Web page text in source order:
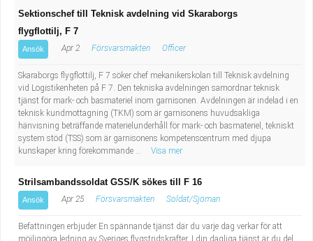
Sektionschef till Teknisk avdelning vid Skaraborgs
flygflottilj, F 7
Ansök Apr 2 Försvarsmakten Officer
Skaraborgs flygflottilj, F 7 söker chef mekanikerskolan till Teknisk avdelning
vid Logistikenheten på F 7. Den tekniska avdelningen samordnar teknisk
tjänst för mark- och basmateriel inom garnisonen. Avdelningen är indelad i en
teknisk kundmottagning (TKM) som är garnisonens huvudsakliga
hänvisning beträffande materielunderhåll för mark- och basmateriel, tekniskt
system stöd (TSS) som är garnisonens kompetenscentrum med djupa
kunskaper kring förekommande ...
Visa mer
Strilsambandssoldat GSS/K sökes till F 16
Ansök Apr 25 Försvarsmakten Soldat/Sjöman
Befattningen erbjuder En spännande tjänst där du varje dag verkar för att
möjliggöra ledning av Sveriges flygstridskrafter. I din dagliga tjänst är du del